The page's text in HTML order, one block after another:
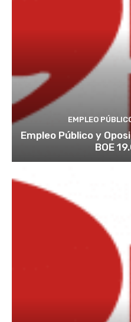
EMPLEO
Empleo Público y
BOE